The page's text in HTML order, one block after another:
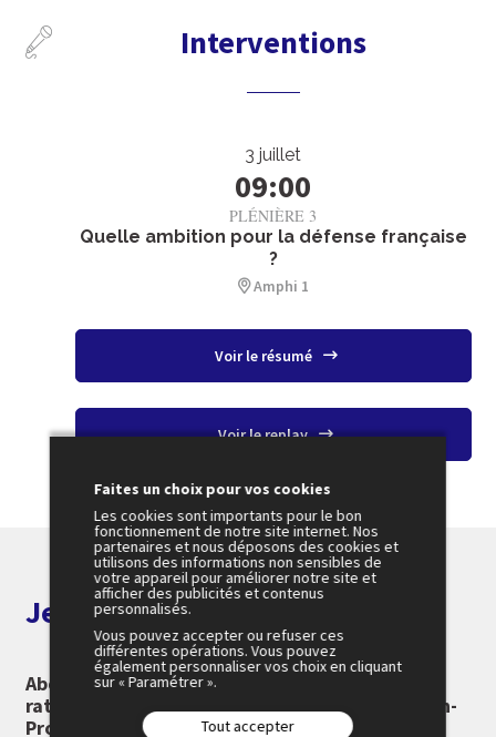
Interventions
3 juillet
09:00
PLÉNIÈRE 3
Quelle ambition pour la défense française
?
Amphi 1
Voir le résumé
Voir le replay
Je m'abonne aux alertes
Abonnez-vous à notre newsletter pour ne rien
rater des 26e Rencontres Économiques d'Aix-en-
Provence :
Faites un choix pour vos cookies
Les cookies sont importants pour le bon
fonctionnement de notre site internet. Nos
partenaires et nous déposons des cookies et
utilisons des informations non sensibles de
votre appareil pour améliorer notre site et
afficher des publicités et contenus
personnalisés.
Vous pouvez accepter ou refuser ces
différentes opérations. Vous pouvez
également personnaliser vos choix en cliquant
sur « Paramétrer ».
Tout accepter